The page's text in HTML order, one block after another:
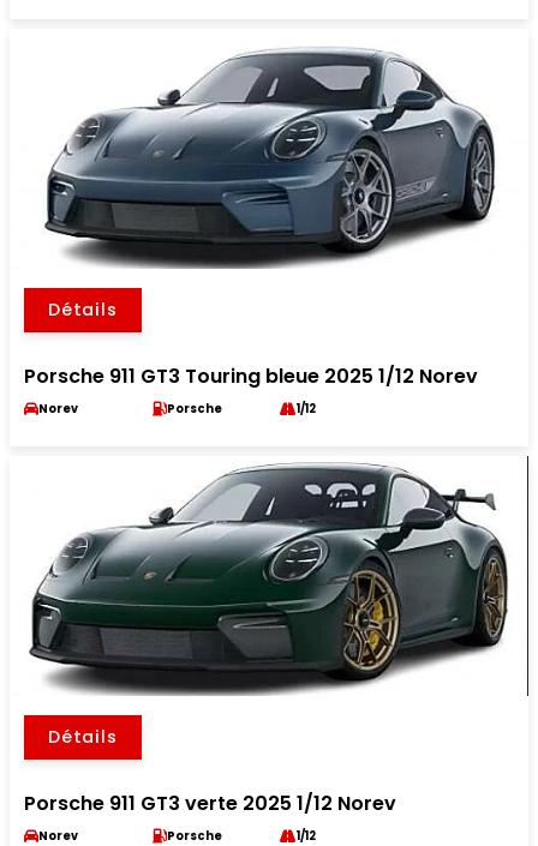
Détails
Porsche 911 GT3 Touring bleue 2025 1/12 Norev
Norev Porsche 1/12
Détails
Porsche 911 GT3 verte 2025 1/12 Norev
Norev Porsche 1/12